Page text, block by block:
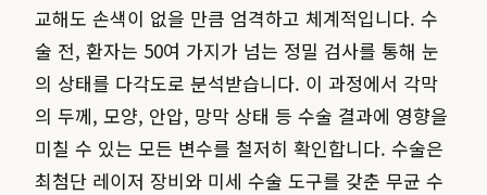
교해도 손색이 없을 만큼 엄격하고 체계적입니다. 수
술 전, 환자는 50여 가지가 넘는 정밀 검사를 통해 눈
의 상태를 다각도로 분석받습니다. 이 과정에서 각막
의 두께, 모양, 안압, 망막 상태 등 수술 결과에 영향을
미칠 수 있는 모든 변수를 철저히 확인합니다. 수술은
최첨단 레이저 장비와 미세 수술 도구를 갖춘 무균 수